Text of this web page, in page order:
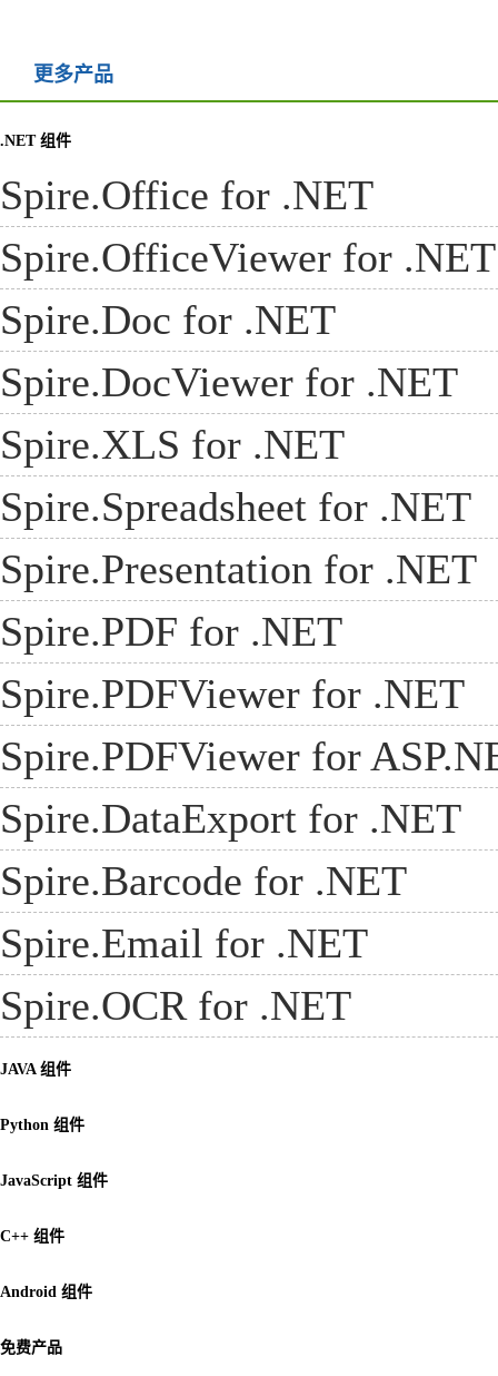
龙儿
开发人员
更多产品
.NET 组件
Spire.Office for .NET
Spire.OfficeViewer for .NET
Spire.Doc for .NET
Spire.DocViewer for .NET
Spire.XLS for .NET
Spire.Spreadsheet for .NET
Spire.Presentation for .NET
Spire.PDF for .NET
Spire.PDFViewer for .NET
Spire.PDFViewer for
Spire.DataExport for .NET
Spire.Barcode for .NET
Spire.Email for .NET
Spire.OCR for .NET
JAVA 组件
Python 组件
JavaScript 组件
C++ 组件
Android 组件
免费产品